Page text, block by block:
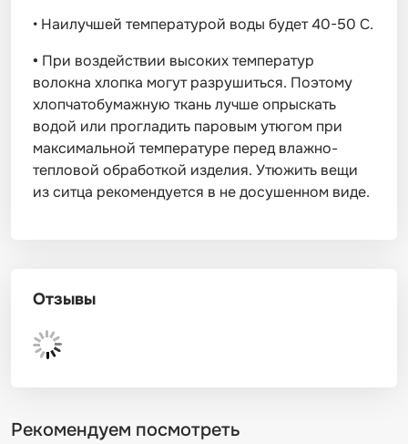
• Наилучшей температурой воды будет 40-50 С.
• При воздействии высоких температур
волокна хлопка могут разрушиться. Поэтому
хлопчатобумажную ткань лучше опрыскать
водой или прогладить паровым утюгом при
максимальной температуре перед влажно-
тепловой обработкой изделия. Утюжить вещи
из ситца рекомендуется в не досушенном виде.
Отзывы
Рекомендуем посмотреть